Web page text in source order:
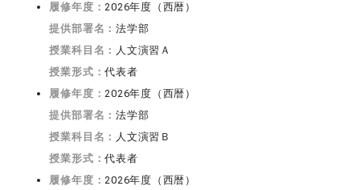
履修年度：2026年度（西暦）
提供部署名：法学部
授業科目名： 人文演習Ａ
授業形式：代表者
履修年度：2026年度（西暦）
提供部署名：法学部
授業科目名： 人文演習Ｂ
授業形式：代表者
履修年度：2026年度（西暦）